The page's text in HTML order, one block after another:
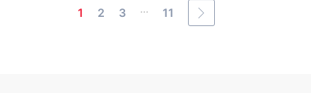
1 2 3 ... 11